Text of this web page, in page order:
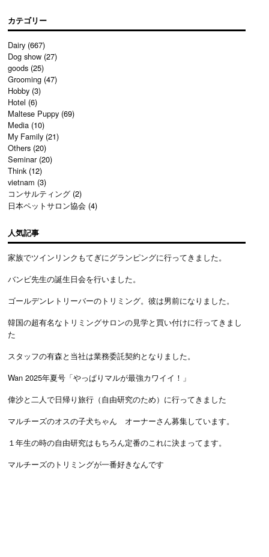
カテゴリー
Dairy (667)
Dog show (27)
goods (25)
Grooming (47)
Hobby (3)
Hotel (6)
Maltese Puppy (69)
Media (10)
My Family (21)
Others (20)
Seminar(20)
Think(12)
vietnam (3)
コンサルティング (2)
日本ペットサロン協会 (4)
人気記事
家族でツインリンクもてぎにグランピングに行ってきました。
バンビ先生の誕生日会を行いました。
ゴールデンレトリーバーのトリミング。彼は男前になりました。
韓国の超有名なトリミングサロンの見学と買い付けに行ってきまし
た
スタッフの有森と当社は業務委託契約となりました。
Wan 2025年夏号「やっぱりマルが最強カワイイ！」
偉沙と二人で日帰り旅行（自由研究のため）に行ってきました
マルチーズのオスの子犬ちゃん オーナーさん募集しています。
１年生の時の自由研究はもちろん定番のこれに決まってます。
マルチーズのトリミングが一番好きなんです